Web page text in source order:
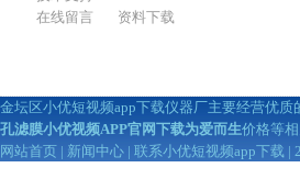
在线留言
资料下载
金坛区小优短视频app下载仪器厂主要经营优质
孔滤膜小优视频APP官网下载为爱而生价格等
网站首页 | 新闻中心 | 联系小优短视频app下载 |